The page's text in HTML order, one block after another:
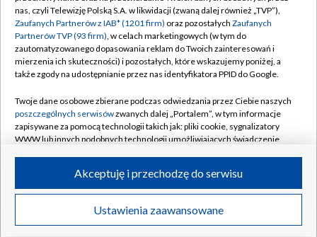
Emisja w TVP
Centrum informacji TVP
Naziemna Telewizja Cyfrowa
Rada Programowa
System NOS
Informacje o nadawcy
Program dla prasy
Ogłoszenie przetargowe
Polityka prywatności
Moje zgody
Pomoc
Kontakt
Kanały
©2026 Telewizja Polska S.A. w likwidacji
nas, czyli Telewizję Polską S.A. w likwidacji (zwaną dalej również „TVP”),
Zaufanych Partnerów z IAB* (1201 firm) oraz pozostałych Zaufanych
Partnerów TVP (93 firm), w celach marketingowych (w tym do
zautomatyzowanego dopasowania reklam do Twoich zainteresowań i
mierzenia ich skuteczności) i pozostałych, które wskazujemy poniżej, a
także zgody na udostępnianie przez nas identyfikatora PPID do Google.
Twoje dane osobowe zbierane podczas odwiedzania przez Ciebie naszych
poszczególnych serwisówzwanych dalej „Portalem”, w tym informacje
zapisywane za pomocą technologii takich jak: pliki cookie, sygnalizatory
WWW lub innych podobnych technologii umożliwiających świadczenie
ruchu w Internecie.
Twoje dane osobowe zbierane podczas odwiedzania przez Ciebie
poszczególnych serwisówna Portalu, takie jak adresy IP, identyfikatory
Ustawienia zaawansowane
Akceptuję i przechodzę do serwisu